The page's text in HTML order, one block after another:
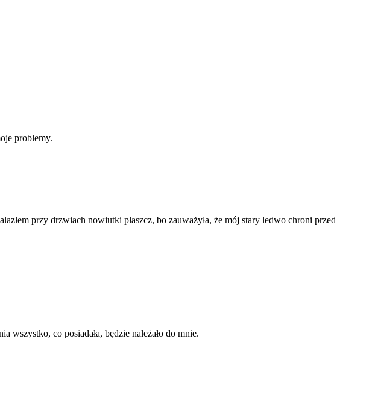
problemy.
przy drzwiach nowiutki płaszcz, bo zauważyła, że mój stary ledwo chroni przed
wszystko, co posiadała, będzie należało do mnie.